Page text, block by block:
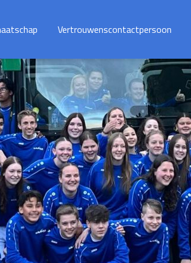
Vertrouwenscontactpersoon